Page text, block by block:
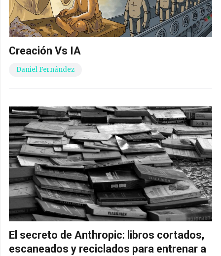
Creación Vs IA
Daniel Fernández
El secreto de Anthropic: libros cortados,
escaneados y reciclados para entrenar a